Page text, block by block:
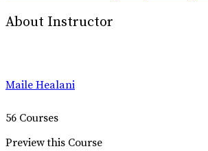
About Instructor
Maile Healani
56 Courses
Preview this Course